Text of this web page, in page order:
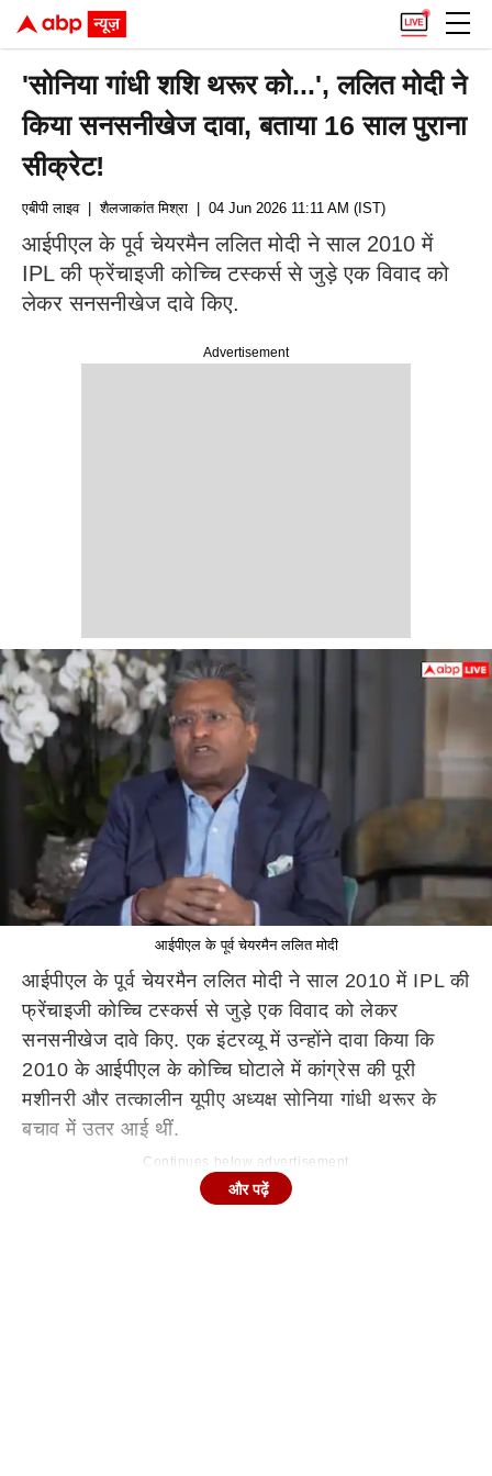
'सोनिया गांधी शशि थरूर को...', ललित मोदी ने
किया सनसनीखेज दावा, बताया 16 साल पुराना
सीक्रेट!
Advertisement
एबीपी लाइव| शैलजाकांत मिश्रा | 04 Jun 2026 11:11 AM (IST)
आईपीएल के पूर्व चेयरमैन ललित मोदी ने साल 2010 में
IPL की फ्रेंचाइजी कोच्चि टस्कर्स से जुड़े एक विवाद को
लेकर सनसनीखेज दावे किए.
आईपीएल के पूर्व चेयरमैन ललित मोदी
आईपीएल के पूर्व चेयरमैन ललित मोदी ने साल 2010 में IPL की
फ्रेंचाइजी कोच्चि टस्कर्स से जुड़े एक विवाद को लेकर
सनसनीखेज दावे किए. एक इंटरव्यू में उन्होंने दावा किया कि
2010 के आईपीएल के कोच्चि घोटाले में कांग्रेस की पूरी
मशीनरी और तत्कालीन यूपीए अध्यक्ष सोनिया गांधी थरूर के
बचाव में उतर आई थीं.
Continues below advertisement
और पढ़ें